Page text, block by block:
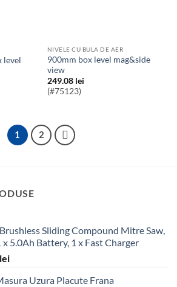
level
NIVELE CU BULA DE AER
900mm box level mag&side
view
249.08 lei
(#75123)
1 2
Sliding Compound Mitre Saw,
x 5.0Ah Battery, 1 x Fast Charger
lei
Uzura Placute Frana